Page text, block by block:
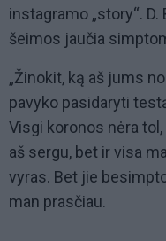
instagramo „story“.
šeimos jaučia
„Žinokit, ką aš jums
pavyko pasidaryti
Visgi koronos nėra
aš sergu, bet ir visa
vyras. Bet jie
man prasčiau.